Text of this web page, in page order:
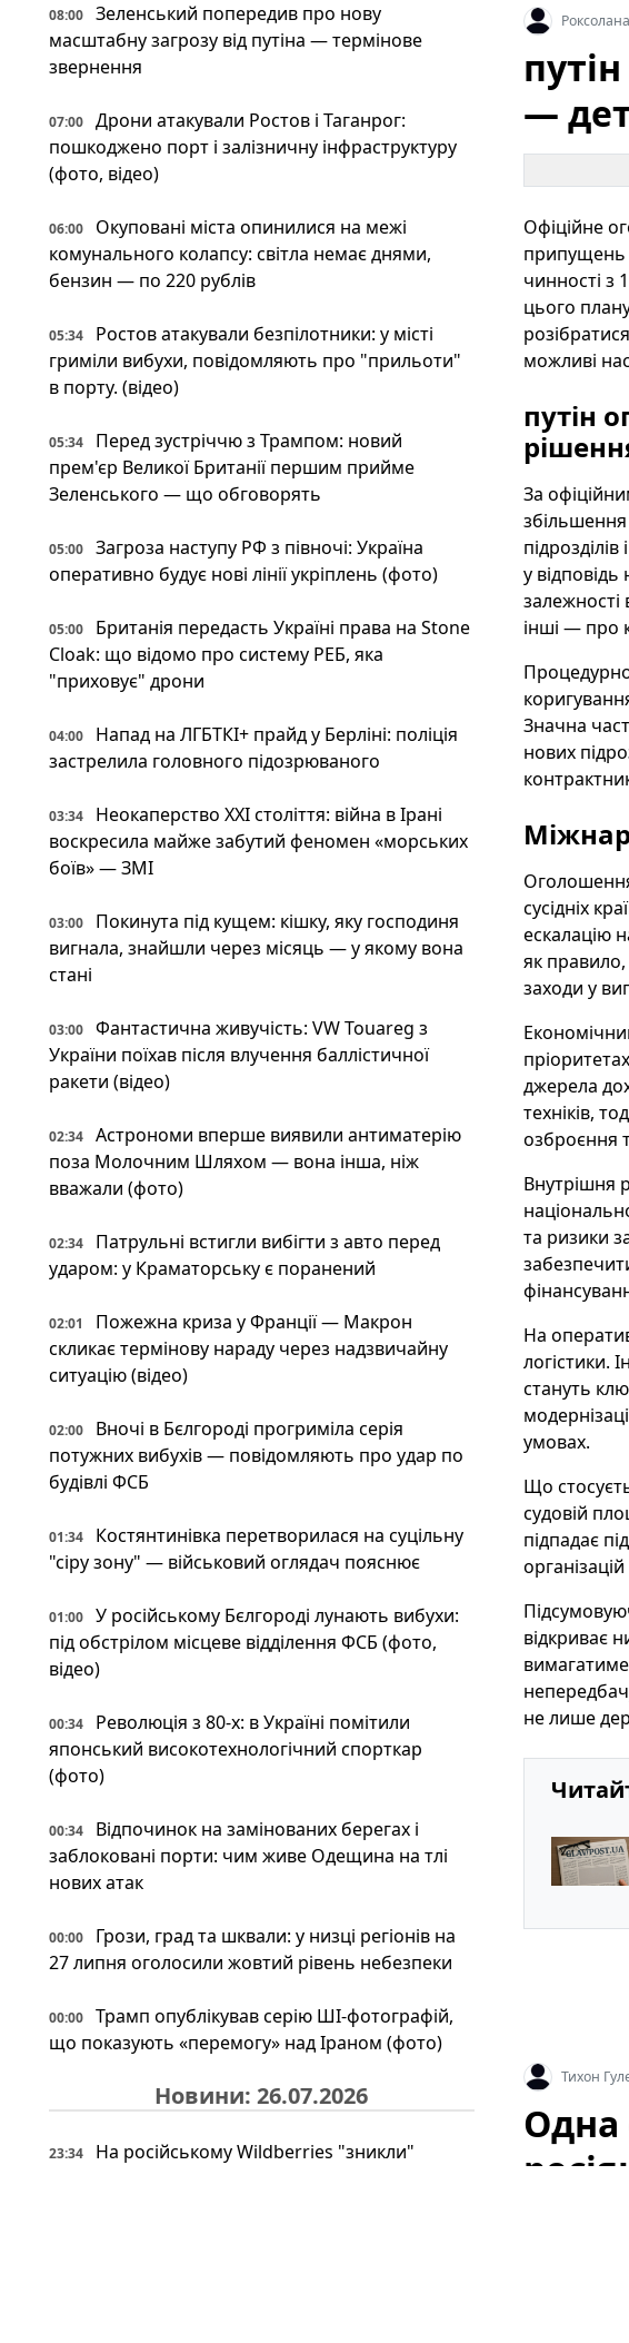
08:00
Зеленський попередив про нову
масштабну загрозу від путіна — термінове
звернення
07:00
Дрони атакували Ростов і Таганрог:
пошкоджено порт і залізничну інфраструктуру
(фото, відео)
06:00
Окуповані міста опинилися на межі
комунального колапсу: світла немає днями,
бензин — по 220 рублів
05:34
Ростов атакували безпілотники: у місті
гриміли вибухи, повідомляють про "прильоти"
в порту. (відео)
05:34
Перед зустріччю з Трампом: новий
прем'єр Великої Британії першим прийме
Зеленського — що обговорять
05:00
Загроза наступу РФ з півночі: Україна
оперативно будує нові лінії укріплень (фото)
05:00
Британія передасть Україні права на Stone
Cloak: що відомо про систему РЕБ, яка
"приховує" дрони
04:00
Напад на ЛГБТКІ+ прайд у Берліні: поліція
застрелила головного підозрюваного
03:34
Неокаперство XXI століття: війна в Ірані
воскресила майже забутий феномен «морських
боїв» — ЗМІ
03:00
Покинута під кущем: кішку, яку господиня
вигнала, знайшли через місяць — у якому вона
стані
03:00
Фантастична живучість: VW Touareg з
України поїхав після влучення баллістичної
ракети (відео)
02:34
Астрономи вперше виявили антиматерію
поза Молочним Шляхом — вона інша, ніж
вважали (фото)
02:34
Патрульні встигли вибігти з авто перед
ударом: у Краматорську є поранений
02:01
Пожежна криза у Франції — Макрон
скликає термінову нараду через надзвичайну
ситуацію (відео)
02:00
Вночі в Бєлгороді прогриміла серія
потужних вибухів — повідомляють про удар по
будівлі ФСБ
01:34
Костянтинівка перетворилася на суцільну
"сіру зону" — військовий оглядач пояснює
01:00
У російському Бєлгороді лунають вибухи:
під обстрілом місцеве відділення ФСБ (фото,
відео)
00:34
Революція з 80-х: в Україні помітили
японський високотехнологічний спорткар
(фото)
00:34
Відпочинок на замінованих берегах і
заблоковані порти: чим живе Одещина на тлі
нових атак
00:00
Грози, град та шквали: у низці регіонів на
27 липня оголосили жовтий рівень небезпеки
00:00
Трамп опублікував серію ШІ-фотографій,
що показують «перемогу» над Іраном (фото)
Новини: 26.07.2026
23:34
На російському Wildberries "зникли"
—
Офіційне
припущень
чинності з
цього
можливі
путін
За
у
залежності
інші — про
Процедурно
Значна
нових
сусідніх
ескалацію
як правило,
заходи у
джерела
техніків,
озброєння
Внутрішня
та ризики
На
логістики.
стануть
умовах.
Що
судовій
підпадає
відкриває
не лише
Тихон
Одна